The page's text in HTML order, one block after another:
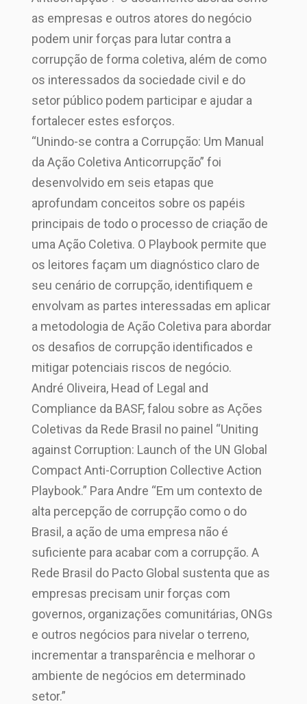
as empresas e outros atores do negócio
podem unir forças para lutar contra a
corrupção de forma coletiva, além de como
os interessados da sociedade civil e do
setor público podem participar e ajudar a
fortalecer estes esforços.
“Unindo-se contra a Corrupção: Um Manual
da Ação Coletiva Anticorrupção” foi
desenvolvido em seis etapas que
aprofundam conceitos sobre os papéis
principais de todo o processo de criação de
uma Ação Coletiva. O Playbook permite que
os leitores façam um diagnóstico claro de
seu cenário de corrupção, identifiquem e
envolvam as partes interessadas em aplicar
a metodologia de Ação Coletiva para abordar
os desafios de corrupção identificados e
mitigar potenciais riscos de negócio.
André Oliveira, Head of Legal and
Compliance da BASF, falou sobre as Ações
Coletivas da Rede Brasil no painel “Uniting
against Corruption: Launch of the UN Global
Compact Anti-Corruption Collective Action
Playbook.” Para Andre “Em um contexto de
alta percepção de corrupção como o do
Brasil, a ação de uma empresa não é
suficiente para acabar com a corrupção. A
Rede Brasil do Pacto Global sustenta que as
empresas precisam unir forças com
governos, organizações comunitárias, ONGs
e outros negócios para nivelar o terreno,
incrementar a transparência e melhorar o
ambiente de negócios em determinado
setor.”